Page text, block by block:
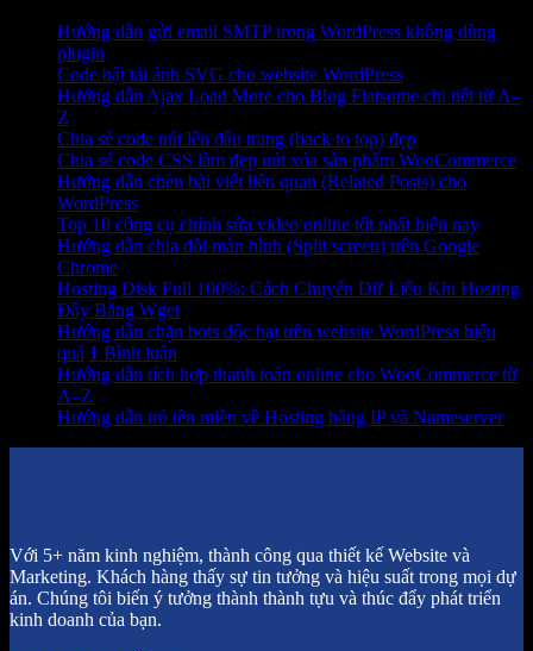
Hướng dẫn gửi email SMTP trong WordPress không dùng
plugin
Code bật tải ảnh SVG cho website WordPress
Hướng dẫn Ajax Load More cho Blog Flatsome chi tiết từ A–
Z
Chia sẻ code nút lên đầu trang (back to top) đẹp
Chia sẻ code CSS làm đẹp nút xóa sản phẩm WooCommerce
Hướng dẫn chèn bài viết liên quan (Related Posts) cho
WordPress
Top 10 công cụ chỉnh sửa video online tốt nhất hiện nay
Hướng dẫn chia đôi màn hình (Split screen) trên Google
Chrome
Hosting Disk Full 100%: Cách Chuyển Dữ Liệu Khi Hosting
Đầy Bằng Wget
Hướng dẫn chặn bots độc hại trên website WordPress hiệu
quả 1 Bình luận
Hướng dẫn tích hợp thanh toán online cho WooCommerce từ
A–Z
Hướng dẫn trỏ tên miền về Hosting bằng IP và Nameserver
Với 5+ năm kinh nghiệm, thành công qua thiết kế Website và
Marketing. Khách hàng thấy sự tin tưởng và hiệu suất trong mọi dự
án. Chúng tôi biến ý tưởng thành thành tựu và thúc đẩy phát triển
kinh doanh của bạn.